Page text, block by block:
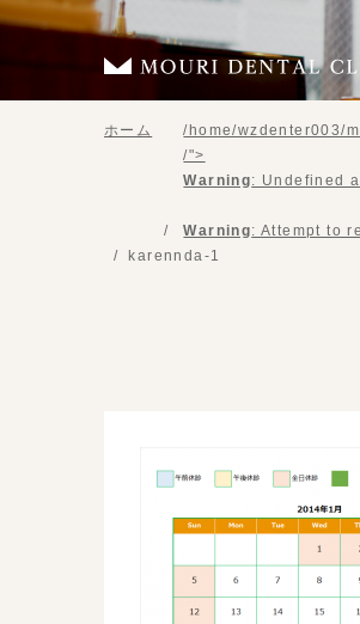
ホーム /home/wzdenter003/
/">
Warning: Undefined
Warning: Attempt to
karennda-1